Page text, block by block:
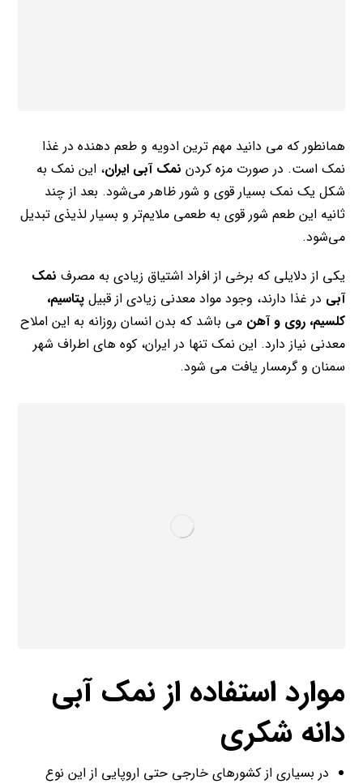
همانطور که می دانید مهم ترین ادویه و طعم دهنده در غذا
نمک است. در صورت مزه کردن نمک آبی ایران، این نمک به
شکل یک نمک بسیار قوی و شور ظاهر می‌شود. بعد از چند
ثانیه این طعم شور قوی به طعمی ملایم‌تر و بسیار لذیذی تبدیل
می‌شود.
یکی از دلایلی که برخی از افراد اشتیاق زیادی به مصرف نمک
آبی در غذا دارند، وجود مواد معدنی زیادی از قبیل پتاسیم،
کلسیم، روی و آهن می باشد که بدن انسان روزانه به این املاح
معدنی نیاز دارد. این نمک تنها در ایران، کوه های اطراف شهر
سمنان و گرمسار یافت می شود.
موارد استفاده از نمک آبی
دانه شکری
در بسیاری از کشورهای خارجی حتی اروپایی از این نوع